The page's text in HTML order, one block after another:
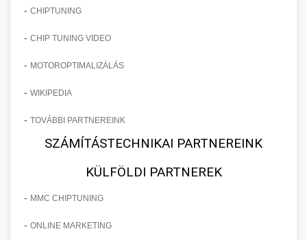
- CHIPTUNING
- CHIP TUNING VIDEO
- MOTOROPTIMALIZÁLÁS
- WIKIPEDIA
- TOVÁBBI PARTNEREINK
SZÁMÍTÁSTECHNIKAI PARTNEREINK
KÜLFÖLDI PARTNEREK
- MMC CHIPTUNING
- ONLINE MARKETING